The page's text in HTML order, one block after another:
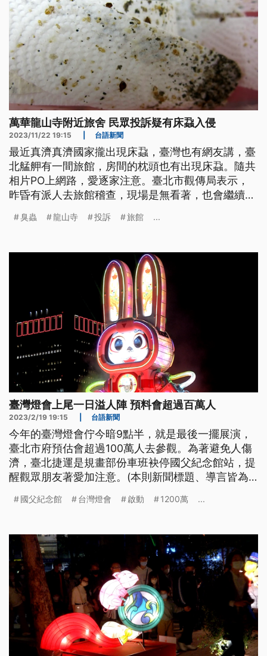
萬華龍山寺附近旅舍 民眾投訴疑有床蝨入侵
2023/11/22 19:15 台語新聞
最近真濟真濟國家攏出現床蝨，臺灣也有網友講，臺
北艋舺有一間旅館，房間的枕頭也有出現床蝨。隨共
相片PO上網路，愛逐家注意。臺北市觀傳局表示，
昨昏有派人去旅館稽查，現場是無看著，也會繼續追
臭蟲 龍山寺 投訴 旅館 ...
臺灣燈會上尾一日溢人陣 預料會超過百萬人
2023/2/19 19:15 台語新聞
今年的臺灣燈會佇今暗9點半，就是最後一擺展演，
臺北市府預估會超過100萬人去參觀。為著避免人傷
濟，臺北捷運是規畫部份車班袂停國父紀念館站，提
醒觀眾朋友著愛加注意。(本則新聞標題、導言皆為
國父紀念館 台灣燈會 啟動 1200萬 ...